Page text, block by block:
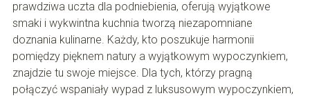
prawdziwa uczta dla podniebienia, oferują wyjątkowe
smaki i wykwintna kuchnia tworzą niezapomniane
doznania kulinarne. Każdy, kto poszukuje harmonii
pomiędzy pięknem natury a wyjątkowym wypoczynkiem,
znajdzie tu swoje miejsce. Dla tych, którzy pragną
połączyć wspaniały wypad z luksusowym wypoczynkiem,